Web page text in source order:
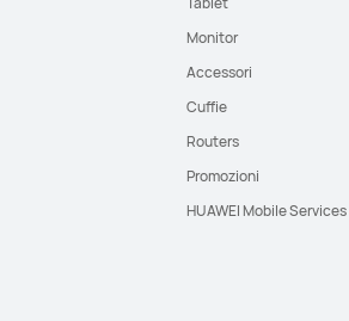
Monitor
Accessori
Cuffie
Routers
Promozioni
HUAWEI Mobile Services